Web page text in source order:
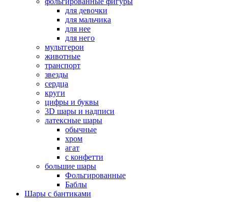
для девочки
для мальчика
для нее
для него
мультгерои
животные
транспорт
звезды
сердца
круги
цифры и буквы
3D шары и надписи
латексные шары
обычные
хром
агат
с конфетти
большие шары
Фольгированные
Баблы
Шары с бантиками